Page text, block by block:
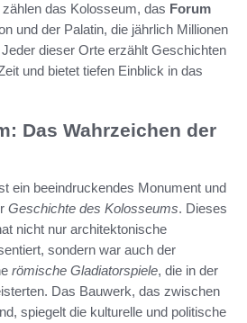
das Kolosseum, das Forum
und der Palatin, die jährlich Millionen
dieser Orte erzählt Geschichten
und bietet tiefen Einblick in das
Das Wahrzeichen der
ein beeindruckendes Monument und
Geschichte des Kolosseums. Dieses
nicht nur architektonische
sondern war auch der
römische Gladiatorspiele, die in der
Das Bauwerk, das zwischen
spiegelt die kulturelle und politische